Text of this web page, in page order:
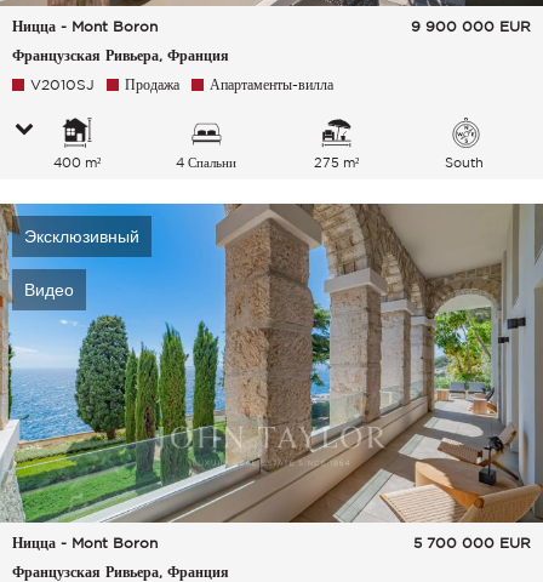
Ницца - Mont Boron
Французская Ривьера, Франция
9 900 000 EUR
V2010SJ Продажа Апартаменты-вилла
400 m² 4 Спальни 275 m² South
Эксклюзивный
Видео
Ницца - Mont Boron
Французская Ривьера, Франция
5 700 000 EUR